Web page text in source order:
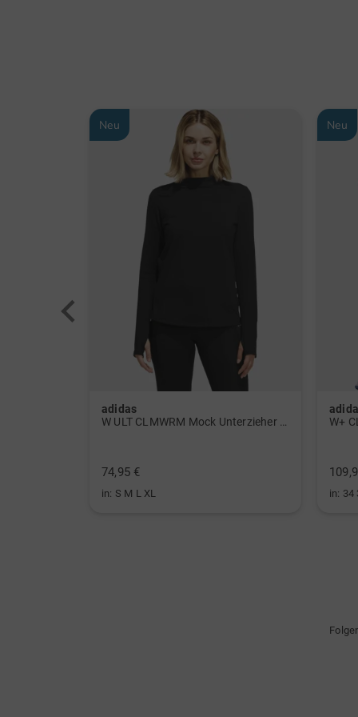
Neu
adidas
W ULT CLMWRM Mock Unterzieher schwarz
74,95 €
in: S M L XL
Neu
W+
in: 34